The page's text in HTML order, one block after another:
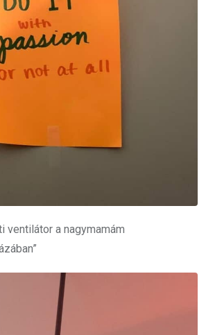
ventilátor a nagymamám